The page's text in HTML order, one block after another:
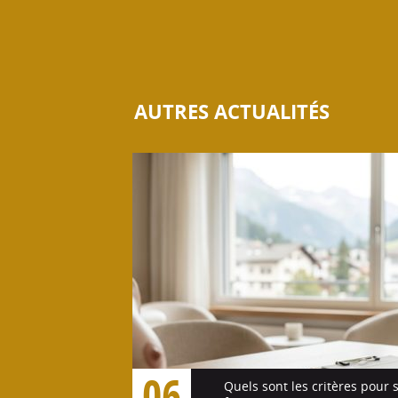
AUTRES ACTUALITÉS
Quels sont les critères pour